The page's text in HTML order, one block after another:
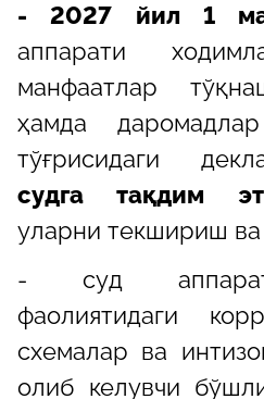
- 2027 йил 1
аппарати
манфаатлар
ҳамда
тўғрисидаги
судга тақдим
уларни текшириш
- суд
фаолиятидаги
схемалар ва
олиб келувчи